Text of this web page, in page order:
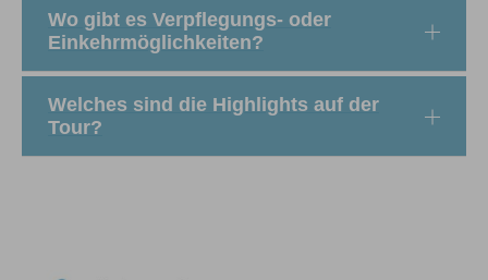
Wo gibt es Verpflegungs- oder
Einkehrmöglichkeiten?
Welches sind die Highlights auf der
Tour?